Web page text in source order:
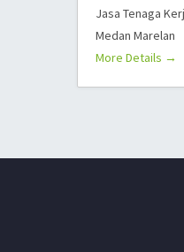
Jasa Tenaga
Medan Marelan
More Details